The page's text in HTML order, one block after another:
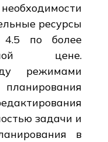
ресурсы
по более
цене.
режимами
задачи и
в